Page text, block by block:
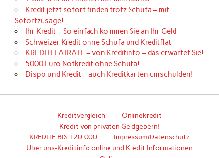
Kredit jetzt sofort finden trotz Schufa – mit
Sofortzusage!
Ihr Kredit – So einfach kommen Sie an Ihr Geld
Schweizer Kredit ohne Schufa und Kreditflat
KREDITFLATRATE – von Kreditinfo – das erwartet Sie!
5000 Euro Notkredit ohne Schufa!
Dispo und Kredit – auch Kreditkarten umschulden!
Kreditvergleich
Onlinekredit
Kredit von privaten Geldgebern!
KREDITE BIS 120.000
Impressum/Datenschutz
Über uns-Kreditinfo.online und Kredit Informationen